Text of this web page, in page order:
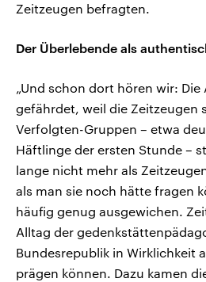
Zeitzeugen befragten.
Der Überlebende als
„Und schon dort hören wir:
gefährdet, weil die Zeitzeugen
Verfolgten-Gruppen – etwa
Häftlinge der ersten Stunde –
lange nicht mehr als
als man sie noch hätte fragen
häufig genug ausgewichen.
Alltag der
Bundesrepublik in Wirklichkeit
prägen können. Dazu kamen